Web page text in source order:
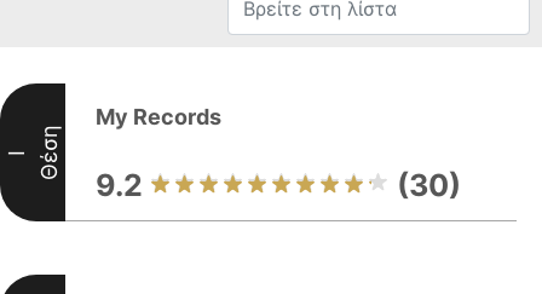
I Θέση
My Records
9.2 (30)